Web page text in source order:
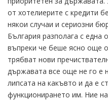
от хотелиерите с кредити
някои случаи и сериозни
България разполага с една
въпреки че беше ясно още
трябват нови
държавата все още не го е
липсата на какъвто и да е
функционирането им. Ние